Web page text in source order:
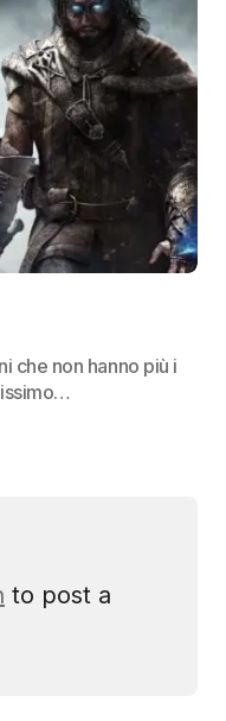
che non hanno più i
to post a